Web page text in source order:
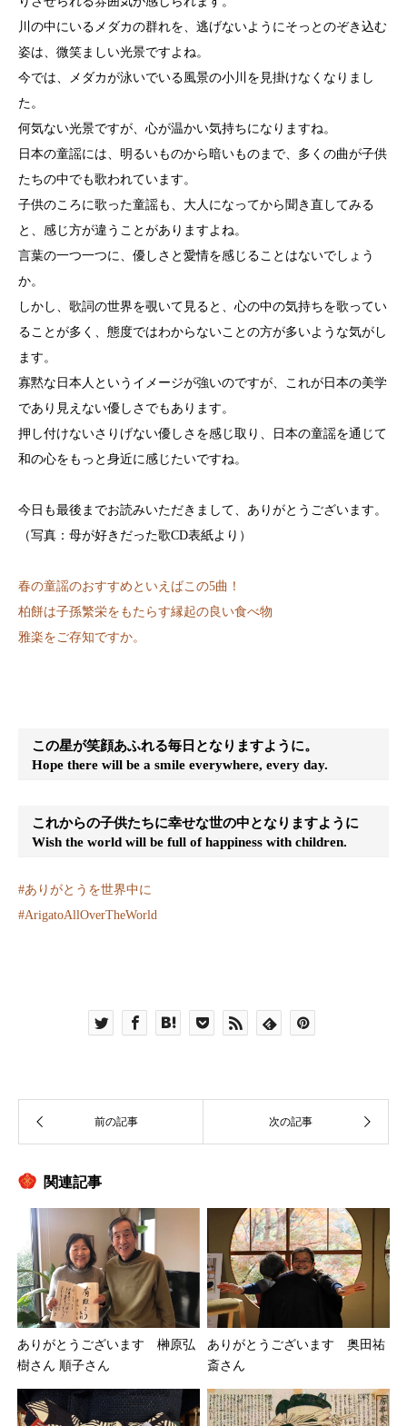
川の中にいるメダカの群れを、逃げないようにそっとのぞき込む
姿は、微笑ましい光景ですよね。
今では、メダカが泳いでいる風景の小川を見掛けなくなりまし
た。
何気ない光景ですが、心が温かい気持ちになりますね。
日本の童謡には、明るいものから暗いものまで、多くの曲が子供
たちの中でも歌われています。
子供のころに歌った童謡も、大人になってから聞き直してみる
と、感じ方が違うことがありますよね。
言葉の一つ一つに、優しさと愛情を感じることはないでしょう
か。
しかし、歌詞の世界を覗いて見ると、心の中の気持ちを歌ってい
ることが多く、態度ではわからないことの方が多いような気がし
ます。
寡黙な日本人というイメージが強いのですが、これが日本の美学
であり見えない優しさでもあります。
押し付けないさりげない優しさを感じ取り、日本の童謡を通じて
和の心をもっと身近に感じたいですね。
今日も最後までお読みいただきまして、ありがとうございます。
（写真：母が好きだった歌CD表紙より）
春の童謡のおすすめといえばこの5曲！
柏餅は子孫繁栄をもたらす縁起の良い食べ物
雅楽をご存知ですか。
この星が笑顔あふれる毎日となりますように。
Hope there will be a smile everywhere, every day.
これからの子供たちに幸せな世の中となりますように
Wish the world will be full of happiness with children.
#ありがとうを世界中に
#ArigatoAllOverTheWorld
関連記事
ありがとうございます 榊原弘
樹さん 順子さん
ありがとうございます 奥田祐
斎さん